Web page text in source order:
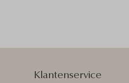
Klantenservice